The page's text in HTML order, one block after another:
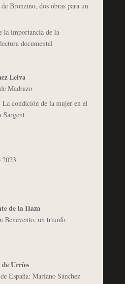
Bronzino, dos obras para un
la importancia de la
documental
Leiva
Madrazo
La condición de la mujer en el
Sargent
2023
de la Haza
Benevento, un triunfo
Urríes
España: Mariano Sánchez